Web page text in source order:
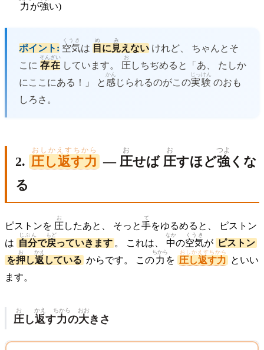
力 が強い)
ポイント: 空気
くうき
は 目
め
に 見
み
えない けれど、 ちゃんとそ
こに 存
そん
在
ざい
しています。 圧
お
しちぢめると「あ、 たしか
にここにある！」 と感
かん
じられるのがこの実
じっ
験
けん
のおも
しろさ。
2. 圧し返す力
おしかえすちから
— 圧
お
せば 圧
お
すほど強
つよ
くな
る
ピストンを 圧
お
したあと、 そっと手
て
をゆるめると、 ピストン
は 自分
じぶん
で戻
もど
っていきます 。 これは、 中
なか
の空気
くうき
が ピストン
を押
お
し返
かえ
している からです。 この力
ちから
を 圧し返す力
おしかえすちから
といい
ます。
圧
お
し返
かえ
す力
ちから
の大
おお
きさ